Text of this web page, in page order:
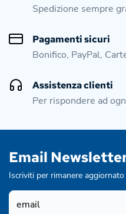
Spedizione sempre
Pagamenti sicuri
Bonifico, PayPal,
Assistenza clienti
Per rispondere ad
Email
Iscriviti per rimanere